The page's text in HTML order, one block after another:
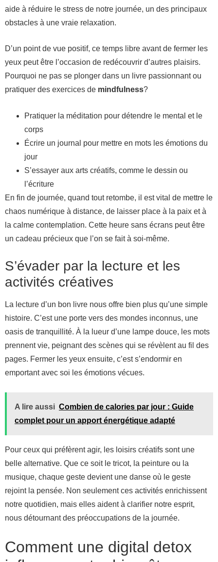
aide à réduire le stress de notre journée, un des principaux
obstacles à une vraie relaxation.
D’un point de vue positif, ce temps libre avant de fermer les
yeux peut être l’occasion de redécouvrir d’autres plaisirs.
Pourquoi ne pas se plonger dans un livre passionnant ou
pratiquer des exercices de mindfulness?
Pratiquer la méditation pour détendre le mental et le
corps
Écrire un journal pour mettre en mots les émotions du
jour
S’essayer aux arts créatifs, comme le dessin ou
l’écriture
En fin de journée, quand tout retombe, il est vital de mettre le
chaos numérique à distance, de laisser place à la paix et à
la calme contemplation. Cette heure sans écrans peut être
un cadeau précieux que l’on se fait à soi-même.
S’évader par la lecture et les
activités créatives
La lecture d’un bon livre nous offre bien plus qu’une simple
histoire. C’est une porte vers des mondes inconnus, une
oasis de tranquillité. À la lueur d’une lampe douce, les mots
prennent vie, peignant des scènes qui se révèlent au fil des
pages. Fermer les yeux ensuite, c’est s’endormir en
emportant avec soi les émotions vécues.
A lire aussi Combien de calories par jour : Guide
complet pour un apport énergétique adapté
Pour ceux qui préfèrent agir, les loisirs créatifs sont une
belle alternative. Que ce soit le tricot, la peinture ou la
musique, chaque geste devient une danse où le geste
rejoint la pensée. Non seulement ces activités enrichissent
notre quotidien, mais elles aident à clarifier notre esprit,
nous détournant des préoccupations de la journée.
Comment une digital detox